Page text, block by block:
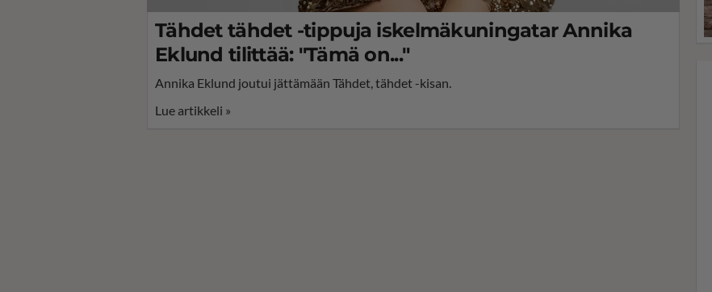
Tähdet tähdet -tippuja iskelmäkuningatar Annika
Eklund tilittää: "Tämä on..."
Annika Eklund joutui jättämään Tähdet, tähdet -kisan.
Lue artikkeli »